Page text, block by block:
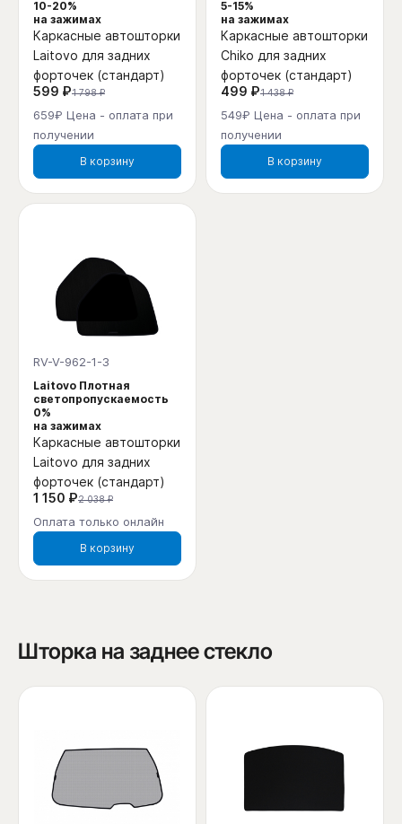
10-20%
на зажимах
Каркасные автошторки
Laitovo для задних
форточек (стандарт)
599 ₽1 798 ₽
659₽ Цена - оплата при
получении
В корзину
5-15%
на зажимах
Каркасные автошторки
Chiko для задних
форточек (стандарт)
499 ₽1 438 ₽
549₽ Цена - оплата при
получении
В корзину
RV-V-962-1-3
Laitovo Плотная
светопропускаемость
0%
на зажимах
Каркасные автошторки
Laitovo для задних
форточек (стандарт)
1 150 ₽2 038 ₽
Оплата только онлайн
В корзину
Шторка на заднее стекло